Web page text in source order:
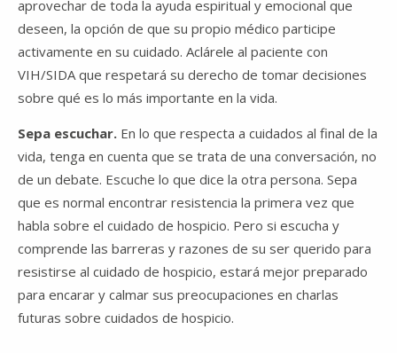
aprovechar de toda la ayuda espiritual y emocional que
deseen, la opción de que su propio médico participe
activamente en su cuidado. Aclárele al paciente con
VIH/SIDA que respetará su derecho de tomar decisiones
sobre qué es lo más importante en la vida.
Sepa escuchar. En lo que respecta a cuidados al final de la
vida, tenga en cuenta que se trata de una conversación, no
de un debate. Escuche lo que dice la otra persona. Sepa
que es normal encontrar resistencia la primera vez que
habla sobre el cuidado de hospicio. Pero si escucha y
comprende las barreras y razones de su ser querido para
resistirse al cuidado de hospicio, estará mejor preparado
para encarar y calmar sus preocupaciones en charlas
futuras sobre cuidados de hospicio.